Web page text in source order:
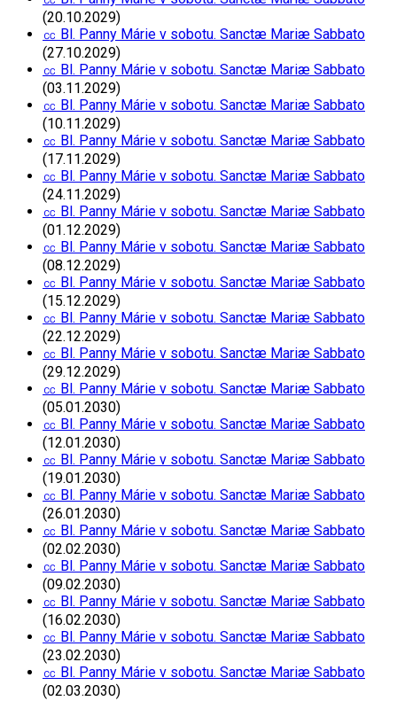
(20.10.2029)
㏄ Bl. Panny Márie v sobotu. Sanctæ Mariæ Sabbato
(27.10.2029)
㏄ Bl. Panny Márie v sobotu. Sanctæ Mariæ Sabbato
(03.11.2029)
㏄ Bl. Panny Márie v sobotu. Sanctæ Mariæ Sabbato
(10.11.2029)
㏄ Bl. Panny Márie v sobotu. Sanctæ Mariæ Sabbato
(17.11.2029)
㏄ Bl. Panny Márie v sobotu. Sanctæ Mariæ Sabbato
(24.11.2029)
㏄ Bl. Panny Márie v sobotu. Sanctæ Mariæ Sabbato
(01.12.2029)
㏄ Bl. Panny Márie v sobotu. Sanctæ Mariæ Sabbato
(08.12.2029)
㏄ Bl. Panny Márie v sobotu. Sanctæ Mariæ Sabbato
(15.12.2029)
㏄ Bl. Panny Márie v sobotu. Sanctæ Mariæ Sabbato
(22.12.2029)
㏄ Bl. Panny Márie v sobotu. Sanctæ Mariæ Sabbato
(29.12.2029)
㏄ Bl. Panny Márie v sobotu. Sanctæ Mariæ Sabbato
(05.01.2030)
㏄ Bl. Panny Márie v sobotu. Sanctæ Mariæ Sabbato
(12.01.2030)
㏄ Bl. Panny Márie v sobotu. Sanctæ Mariæ Sabbato
(19.01.2030)
㏄ Bl. Panny Márie v sobotu. Sanctæ Mariæ Sabbato
(26.01.2030)
㏄ Bl. Panny Márie v sobotu. Sanctæ Mariæ Sabbato
(02.02.2030)
㏄ Bl. Panny Márie v sobotu. Sanctæ Mariæ Sabbato
(09.02.2030)
㏄ Bl. Panny Márie v sobotu. Sanctæ Mariæ Sabbato
(16.02.2030)
㏄ Bl. Panny Márie v sobotu. Sanctæ Mariæ Sabbato
(23.02.2030)
㏄ Bl. Panny Márie v sobotu. Sanctæ Mariæ Sabbato
(02.03.2030)